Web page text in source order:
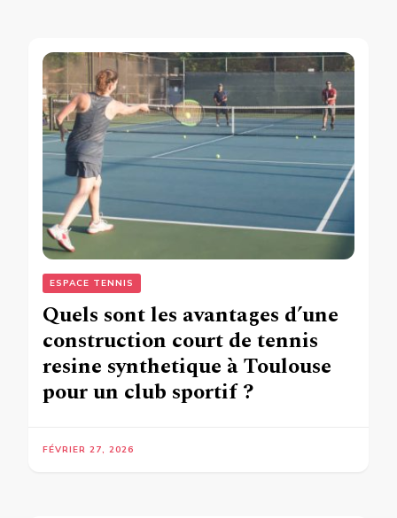
ESPACE TENNIS
Quels sont les avantages d’une
construction court de tennis
resine synthetique à Toulouse
pour un club sportif ?
FÉVRIER 27, 2026